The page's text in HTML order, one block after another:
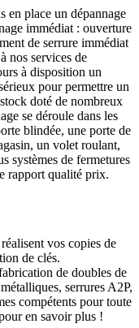
en place un dépannage
immédiat : ouverture
de serrure immédiat
nos services de
à disposition un
pour permettre un
doté de nombreux
se déroule dans les
blindée, une porte de
un volet roulant,
systèmes de fermetures
rapport qualité prix.
vos copies de
de clés.
de doubles de
serrures A2P,
compétents pour toute
en savoir plus !